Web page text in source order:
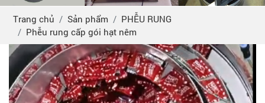
Trang chủ Sản phẩm
PHỄU RUNG
Phễu rung cấp gói hạt nêm